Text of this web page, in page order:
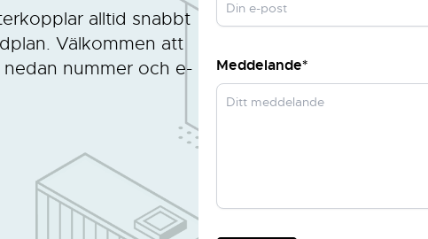
alltid snabbt
Välkommen att
nummer och e-
Meddelande*